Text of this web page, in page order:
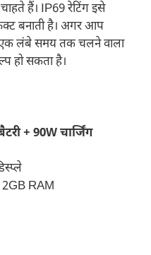
हैं। IP69 रेटिंग इसे
बनाती है। अगर आप
लंबे समय तक चलने वाला
हो सकता है।
+ 90W चार्जिंग
RAM